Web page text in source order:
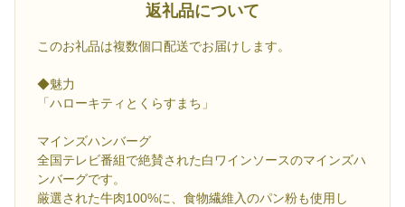
返礼品について
このお礼品は複数個口配送でお届けします。
◆魅力
「ハローキティとくらすまち」
マインズハンバーグ
全国テレビ番組で絶賛された白ワインソースのマインズハ
ンバーグです。
厳選された牛肉100%に、食物繊維入のパン粉も使用し